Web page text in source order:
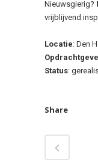
Nieuwsgierig?
vrijblijvend
Locatie: Den
Status:
Share